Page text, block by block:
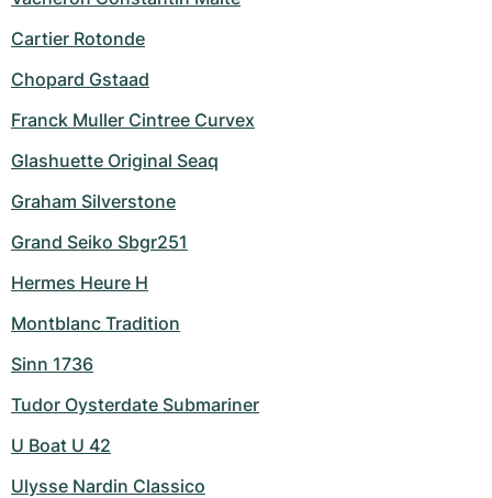
Cartier Rotonde
Chopard Gstaad
Franck Muller Cintree Curvex
Glashuette Original Seaq
Graham Silverstone
Grand Seiko Sbgr251
Hermes Heure H
Montblanc Tradition
Sinn 1736
Tudor Oysterdate Submariner
U Boat U 42
Ulysse Nardin Classico